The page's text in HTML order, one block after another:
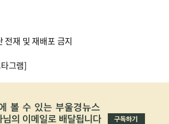
재 및 재배포 금지
그램]